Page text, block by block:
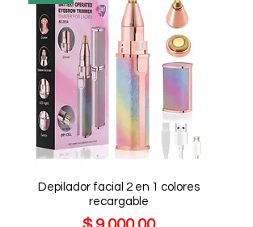
Depilador facial 2 en 1 colores
recargable
Precio